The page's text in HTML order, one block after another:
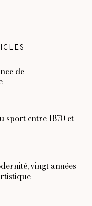
de
sport entre 1870 et
vingt années